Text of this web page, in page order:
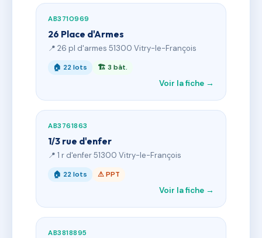
AB3710969
26 Place d'Armes
📍 26 pl d'armes 51300 Vitry-le-François
🏠 22 lots 🏗 3 bât.
Voir la fiche →
AB3761863
1/3 rue d'enfer
📍 1 r d'enfer 51300 Vitry-le-François
🏠 22 lots ⚠ PPT
Voir la fiche →
AB3818895